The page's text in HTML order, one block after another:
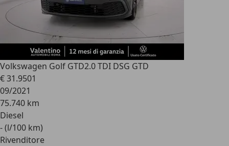
Volkswagen Golf GTD2.0 TDI DSG GTD
€ 31.9501
09/2021
75.740 km
Diesel
- (l/100 km)
Rivenditore